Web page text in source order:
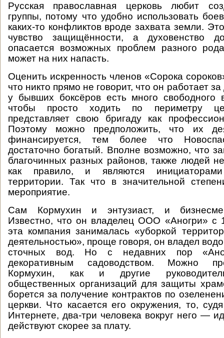
Русская православная церковь любит
группы, потому что удобно использовать
каких-то конфликтов вроде захвата земли.
чувство защищённости, а духовенство
опасается возможных проблем разного
может на них напасть.
Оценить искренность членов «Сорока
что никто прямо не говорит, что он работает
у бывших боксёров есть много свободного
чтобы просто ходить по периметру
представляет свою бригаду как
Поэтому можно предположить, что их
финансируется, тем более что
достаточно богатый. Вполне возможно, что
благочинных разных районов, также людей
как правило, и являются
территории. Так что в значительной
мероприятие.
Сам Кормухин и энтузиаст, и
Известно, что он владелец ООО «Аногри» с
эта компания занималась «уборкой
деятельностью», проще говоря, он владел
сточных вод. Но с недавних пор
декоративным садоводством. Можно
Кормухин, как и другие
общественных организаций для защиты
борется за получение контрактов по
церкви. Что касается его окружения, то,
Интернете, два-три человека вокруг него —
действуют скорее за плату.